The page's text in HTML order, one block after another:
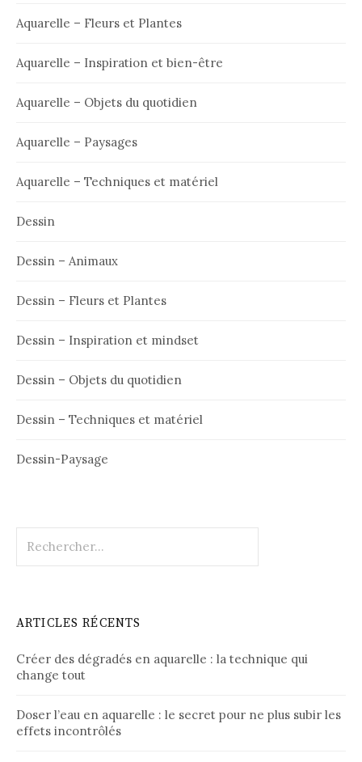
Aquarelle – Fleurs et Plantes
Aquarelle – Inspiration et bien-être
Aquarelle – Objets du quotidien
Aquarelle – Paysages
Aquarelle – Techniques et matériel
Dessin
Dessin – Animaux
Dessin – Fleurs et Plantes
Dessin – Inspiration et mindset
Dessin – Objets du quotidien
Dessin – Techniques et matériel
Dessin-Paysage
ARTICLES RÉCENTS
Créer des dégradés en aquarelle : la technique qui
change tout
Doser l’eau en aquarelle : le secret pour ne plus subir les
effets incontrôlés